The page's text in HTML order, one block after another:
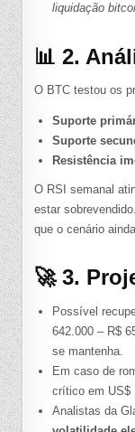
liquidação
📊 2.
O BTC testou os
Suporte
Suporte
Resistência
O RSI semanal
estar
que o cenário
🚀 3.
Possível
642.000 – R$
se mantenha.
Em caso de
crítico em US$
Analistas da